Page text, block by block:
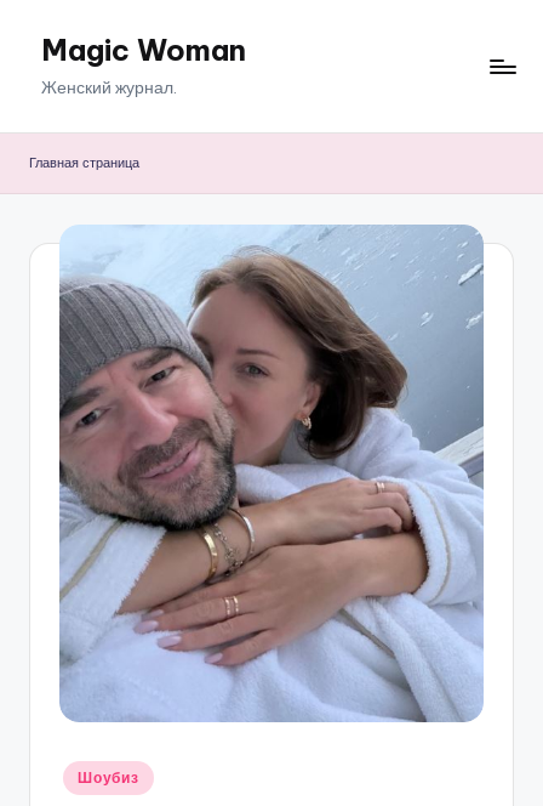
ПерейтиMagic Woman
Женский журнал.
Главная страница
Опубликовано
в
Шоубиз